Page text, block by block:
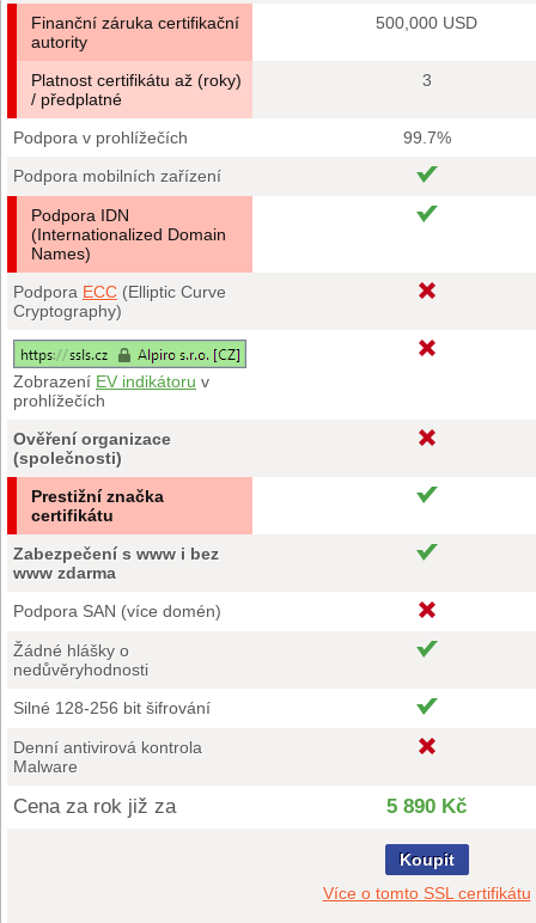
Finanční záruka certifikační
autority
500,000 USD
Platnost certifikátu až (roky)
/ předplatné
3
Podpora v prohlížečích
99.7%
Podpora mobilních zařízení
Podpora IDN
(Internationalized Domain
Names)
Podpora ECC (Elliptic Curve
Cryptography)
Zobrazení EV indikátoru v
prohlížečích
Ověření organizace
(společnosti)
Prestižní značka
certifikátu
Zabezpečení s www i bez
www zdarma
Podpora SAN (více domén)
Žádné hlášky o
nedůvěryhodnosti
Silné 128-256 bit šifrování
Denní antivirová kontrola
Malware
Cena za rok již za 5 890 Kč
Koupit
Více o tomto SSL certifikátu